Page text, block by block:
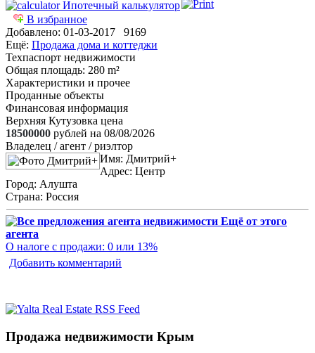
Ипотечный калькулятор
В избранное
Добавлено: 01-03-2017 9169
Ещё: Продажа дома и коттеджи
Техпаспорт недвижимости
Общая площадь: 280 m²
Характеристики и прочее
Проданные объекты
Финансовая информация
Верхняя Кутузовка цена
18500000 рублей на 08/08/2026
Владелец / агент / риэлтор
Имя: Дмитрий+
Адрес: Центр
Город: Алушта
Страна: Россия
Ещё от этого
агента
О налоге с продажи: 0 или 13%
Добавить комментарий
Продажа недвижимости Крым